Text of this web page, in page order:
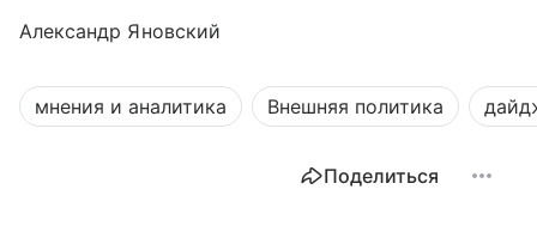
Александр Яновский
мнения и аналитика Внешняя политика
Поделиться